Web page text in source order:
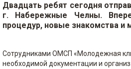
Двадцать ребят сегодня
г. Набережные Челны.
процедур, новые знакомства и
Сотрудниками ОМСП «Молодежная
необходимой документации и